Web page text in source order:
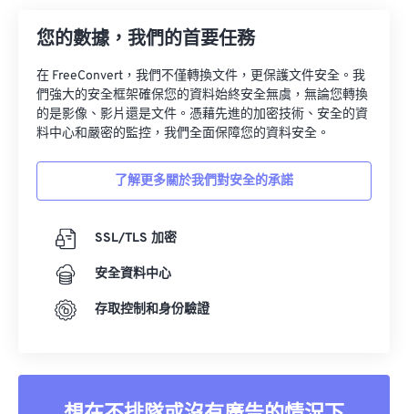
您的數據，我們的首要任務
在 FreeConvert，我們不僅轉換文件，更保護文件安全。我
們強大的安全框架確保您的資料始終安全無虞，無論您轉換
的是影像、影片還是文件。憑藉先進的加密技術、安全的資
料中心和嚴密的監控，我們全面保障您的資料安全。
了解更多關於我們對安全的承諾
SSL/TLS 加密
安全資料中心
存取控制和身份驗證